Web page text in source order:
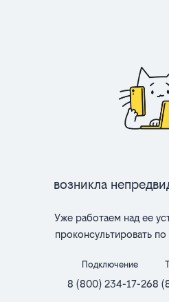
Возникла
Уже работаем над ее
проконсультировать
Подключение
8 (800) 234-17-268